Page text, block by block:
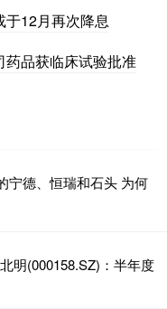
于12月再次降息
品获临床试验批准
宁德、恒瑞和石头 为何
明(000158.SZ)：半年度